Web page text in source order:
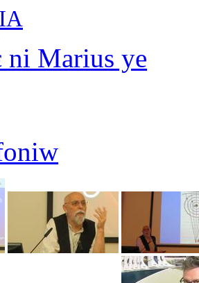
IA
ni Marius ye